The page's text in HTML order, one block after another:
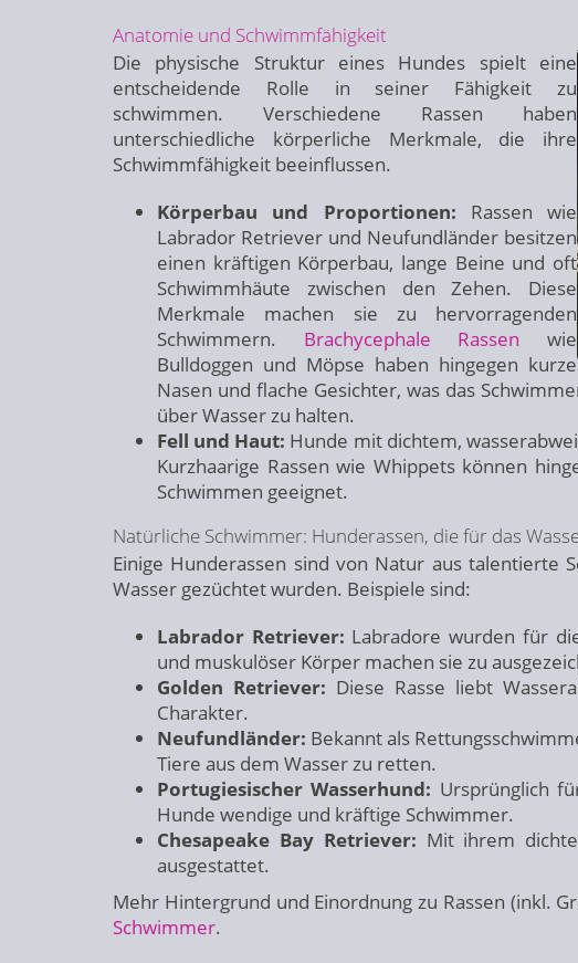
Anatomie und Schwimmfähigkeit
Die physische Struktur eines Hundes spielt eine
entscheidende Rolle in seiner Fähigkeit zu
schwimmen. Verschiedene Rassen haben
unterschiedliche körperliche Merkmale, die ihre
Schwimmfähigkeit beeinflussen.
Körperbau und Proportionen: Rassen wie
Labrador Retriever und Neufundländer besitzen
einen kräftigen Körperbau, lange Beine und oft
Schwimmhäute zwischen den Zehen. Diese
Merkmale machen sie zu hervorragenden
Schwimmern. Brachycephale Rassen wie
Bulldoggen und Möpse haben hingegen kurze
Nasen und flache Gesichter, was das
über Wasser zu halten.
Fell und Haut: Hunde mit dichtem,
Kurzhaarige Rassen wie Whippets können
Schwimmen geeignet.
Natürliche Schwimmer: Hunderassen, die für das
Einige Hunderassen sind von Natur aus
Wasser gezüchtet wurden. Beispiele sind:
Labrador Retriever: Labradore wurden für
und muskulöser Körper machen sie zu
Golden Retriever: Diese Rasse liebt
Charakter.
Neufundländer: Bekannt als
Tiere aus dem Wasser zu retten.
Portugiesischer Wasserhund: Ursprünglich
Hunde wendige und kräftige Schwimmer.
Chesapeake Bay Retriever: Mit ihrem
ausgestattet.
Mehr Hintergrund und Einordnung zu Rassen (inkl.
Schwimmer.